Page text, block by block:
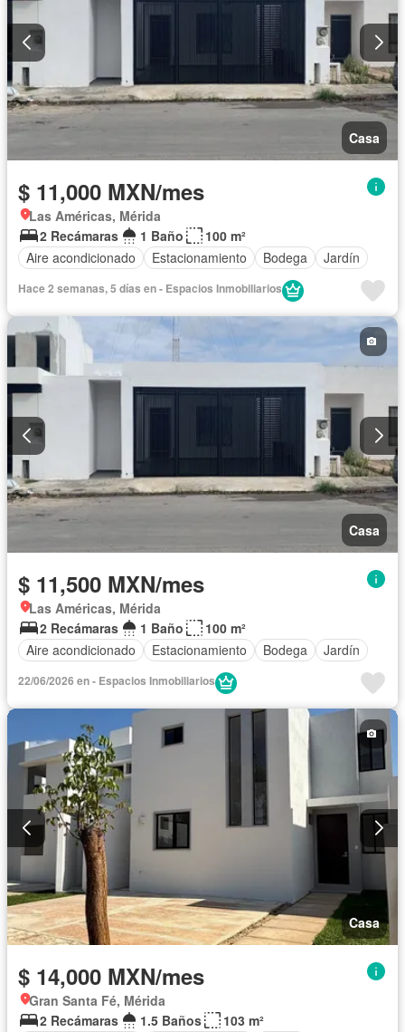
Casa
$ 11,000 MXN/mes
Las Américas, Mérida
2 Recámaras
1 Baño
100 m²
Aire acondicionado
Estacionamiento Bodega Jardín
Hace 2 semanas, 5 días en - Espacios Inmobiliarios
Casa
$ 11,500 MXN/mes
Las Américas, Mérida
2 Recámaras
1 Baño
100 m²
Aire acondicionado
Estacionamiento Bodega Jardín
22/06/2026 en - Espacios Inmobiliarios
Casa
$ 14,000 MXN/mes
Gran Santa Fé, Mérida
2 Recámaras
1.5 Baños
103 m²